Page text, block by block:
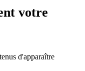
votre
d'apparaître